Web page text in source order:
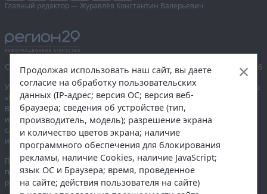
Главный редактор — Журавлёв Константин Валерьевич
Сетевое издание «Информационное агентство Регион 29»,
© 2016–2026
Учредитель — общество с ограниченной ответственностью «Агентство
«Правда Севера».
Выписка из реестра зарегистрированных средств массовой
информации:ЭЛ № ФС 77-74226от 09.11.2018 выдано Федеральной
службой по надзору в сфере связи, информационных технологий
и массовых коммуникаций (Роскомнадзор).
При полном или частичном использовании любых материалов
гиперссылка на region29.ruобязательна. Копирование материалов без
разрешения администрации сайта запрещено.
Продолжая использовать наш сайт, вы даете
согласие на обработку пользовательских
данных (IP-адрес; версия ОС; версия веб-
браузера; сведения об устройстве (тип,
производитель, модель); разрешение экрана
и количество цветов экрана; наличие
программного обеспечения для блокирования
рекламы, наличие Cookies, наличие JavaScript;
язык ОС и Браузера; время, проведенное
на сайте; действия пользователя на сайте)